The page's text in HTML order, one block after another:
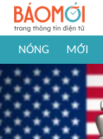
NÓNG MỚI
#Trí tuệ nhân tạo
#Khám phá thế giới